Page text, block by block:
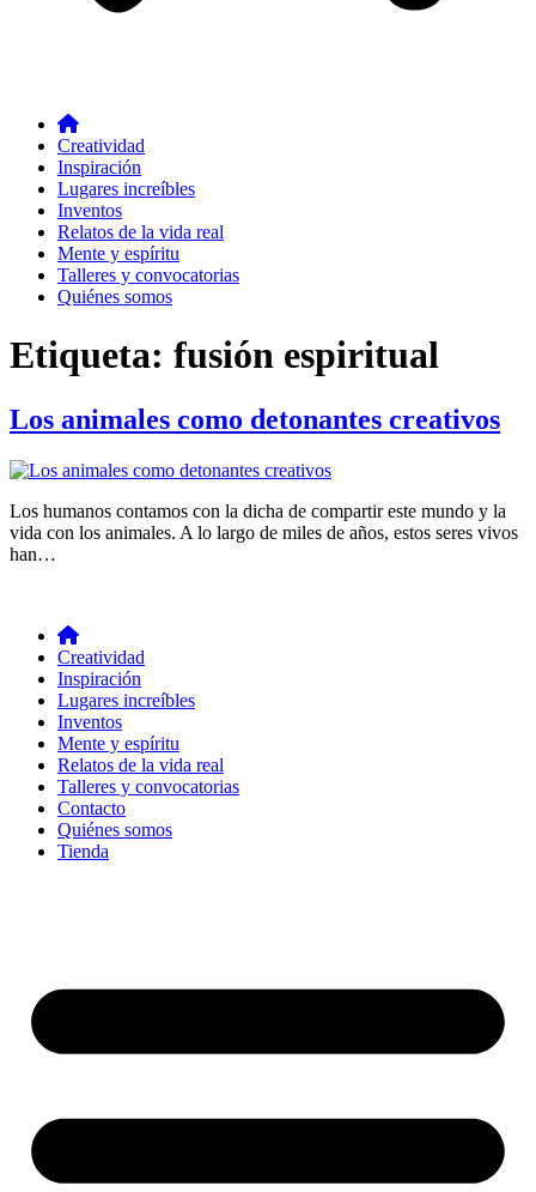
Creatividad
Inspiración
Lugares increíbles
Inventos
Relatos de la vida real
Mente y espíritu
Talleres y convocatorias
Quiénes somos
Etiqueta: fusión espiritual
Los animales como detonantes creativos
Los humanos contamos con la dicha de compartir este mundo y la
vida con los animales. A lo largo de miles de años, estos seres vivos
han…
Creatividad
Inspiración
Lugares increíbles
Inventos
Mente y espíritu
Relatos de la vida real
Talleres y convocatorias
Contacto
Quiénes somos
Tienda